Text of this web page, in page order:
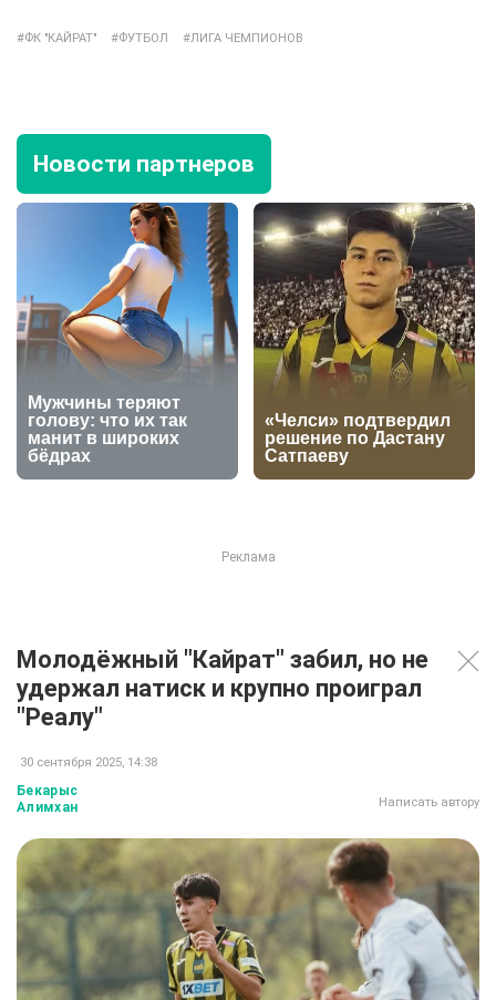
ФК "КАЙРАТ" ФУТБОЛ ЛИГА ЧЕМПИОНОВ
Новости партнеров
Молодёжный "Кайрат" забил, но не
удержал натиск и крупно проиграл
"Реалу"
30 сентября 2025, 14:38
Бекарыс
Алимхан
Написать автору